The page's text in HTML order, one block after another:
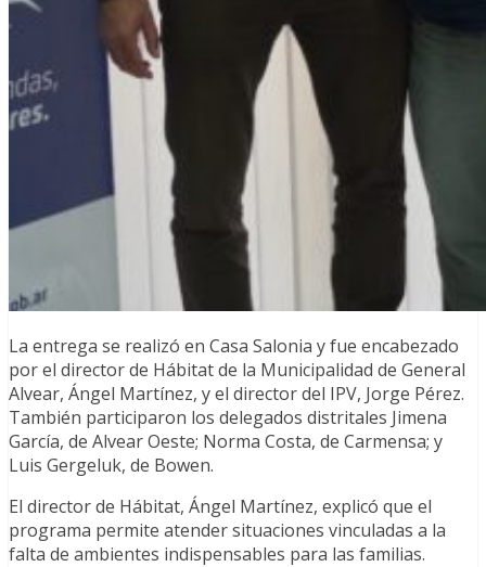
La entrega se realizó en Casa Salonia y fue encabezado
por el director de Hábitat de la Municipalidad de General
Alvear, Ángel Martínez, y el director del IPV, Jorge Pérez.
También participaron los delegados distritales Jimena
García, de Alvear Oeste; Norma Costa, de Carmensa; y
Luis Gergeluk, de Bowen.
El director de Hábitat, Ángel Martínez, explicó que el
programa permite atender situaciones vinculadas a la
falta de ambientes indispensables para las familias.